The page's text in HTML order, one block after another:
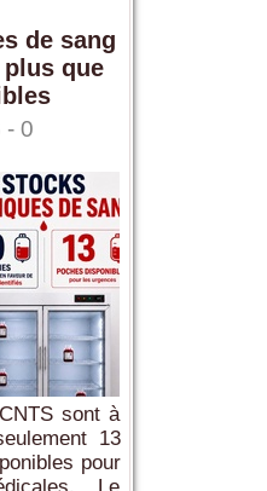
de sang
plus que
- 0
sont à
13
pour